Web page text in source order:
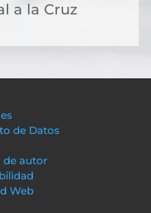
a la Cruz
de Datos
de autor
Web